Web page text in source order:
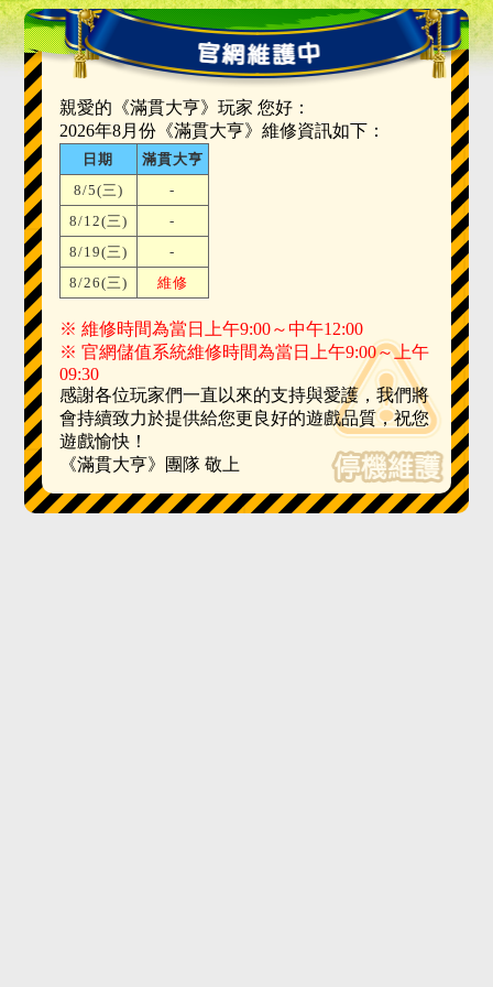
親愛的《滿貫大亨》玩家 您好：
2026年8月份《滿貫大亨》維修資訊如下：
日期
滿貫大亨
8/5(三)
-
8/12(三)
-
8/19(三)
-
8/26(三)
維修
※ 維修時間為當日上午9:00～中午12:00
※ 官網儲值系統維修時間為當日上午9:00～上午
09:30
感謝各位玩家們一直以來的支持與愛護，我們將
會持續致力於提供給您更良好的遊戲品質，祝您
遊戲愉快！
《滿貫大亨》團隊 敬上